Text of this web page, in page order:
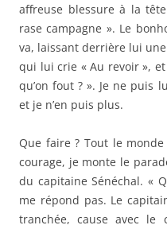
tranchée, cause avec le
Crouzette et le sous-
Gallois me montre sur le
Lannurien s’en va. Il peut
l’heure. Sénéchal
apportez-les ici ».
C’est un ordre formel. Je
compagnie qui me
chemin de tout à l’heure.